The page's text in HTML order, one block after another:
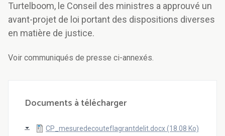
Turtelboom, le Conseil des ministres a approuvé un
avant-projet de loi portant des dispositions diverses
en matière de justice.
Voir communiqués de presse ci-annexés.
Documents à télécharger
CP_mesuredecouteflagrantdelit.docx (18.08 Ko)